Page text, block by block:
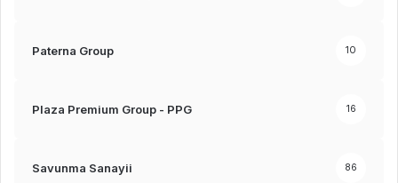
Paterna Group 10
Plaza Premium Group - PPG 16
Savunma Sanayii 86